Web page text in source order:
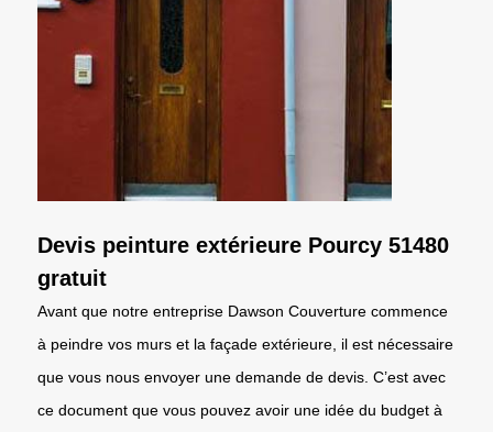
Devis peinture extérieure Pourcy 51480
gratuit
Avant que notre entreprise Dawson Couverture commence
à peindre vos murs et la façade extérieure, il est nécessaire
que vous nous envoyer une demande de devis. C’est avec
ce document que vous pouvez avoir une idée du budget à